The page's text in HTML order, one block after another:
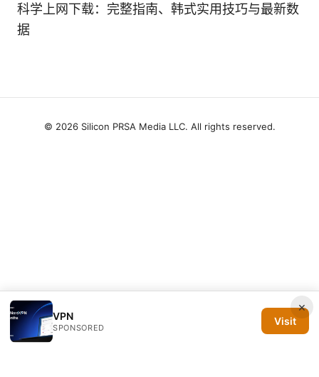
科学上网下载：完整指南、韩式实用技巧与最新数
据
×
VPN
SPONSORED
Visit
© 2026 Silicon PRSA Media LLC. All rights reserved.